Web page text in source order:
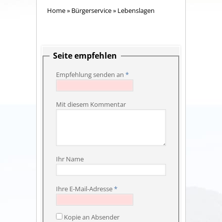
Home» Bürgerservice» Lebenslagen
Seite empfehlen
Empfehlung senden an *
Mit diesem Kommentar
Ihr Name
Ihre E-Mail-Adresse*
Kopie an Absender